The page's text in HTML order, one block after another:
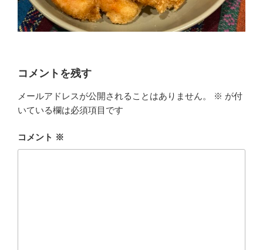
コメントを残す
メールアドレスが公開されることはありません。 ※ が付
いている欄は必須項目です
コメント ※